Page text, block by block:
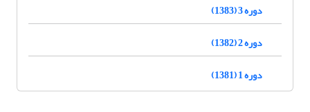
دوره 3 (1383)
دوره 2 (1382)
دوره 1 (1381)